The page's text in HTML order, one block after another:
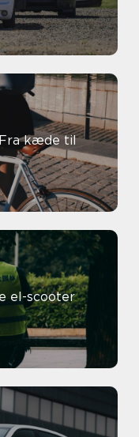
kæde til
el-scooter